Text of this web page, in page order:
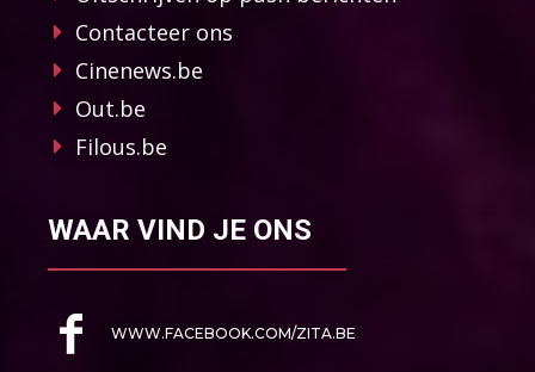
Contacteer ons
Cinenews.be
Out.be
Filous.be
WAAR VIND JE ONS
WWW.FACEBOOK.COM/ZITA.BE